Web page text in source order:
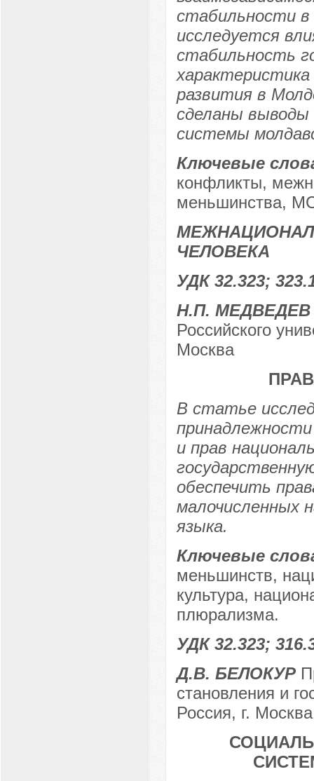
стабильности в
исследуется
стабильность
развития в
сделаны выводы
системы
Ключевые
конфликты,
меньшинства,
ЧЕЛОВЕКА
УДК 32.323;
Н.П. МЕДВЕДЕВ
Российского
Москва
В статье
принадлежности
и прав
обеспечить
малочисленных
языка.
Ключевые
меньшинств,
культура,
плюрализма.
УДК 32.323;
Д.В. БЕЛОКУР
становления и
Россия, г. Москва